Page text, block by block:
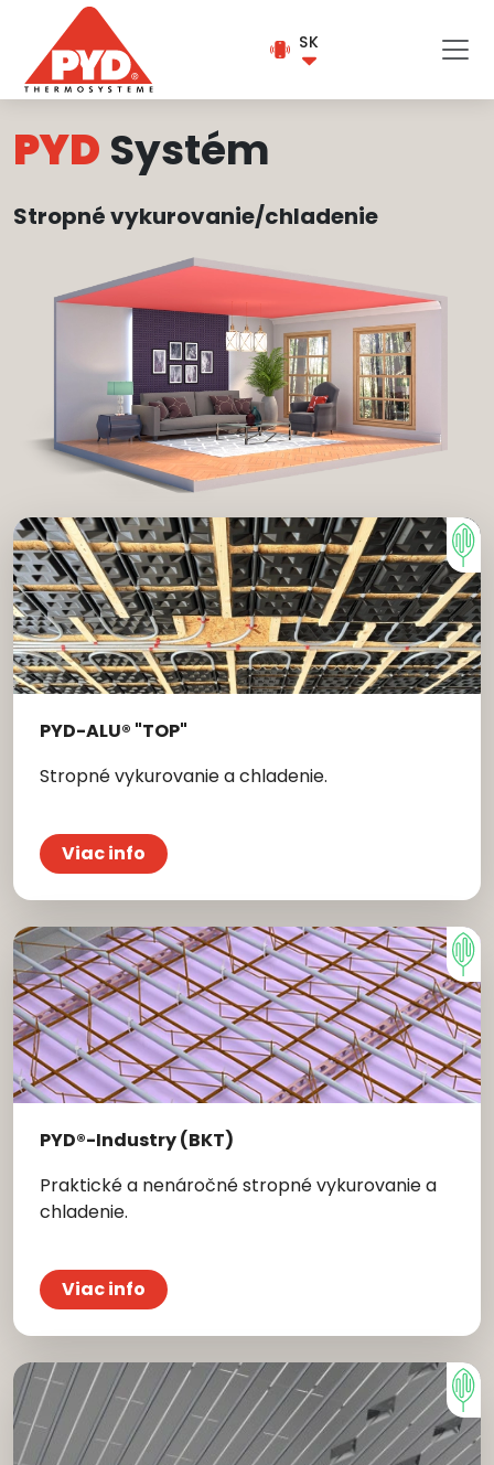
SK
PYD Systém
Stropné vykurovanie/chladenie
PYD-ALU® "TOP"
Stropné vykurovanie a chladenie.
Viac info
PYD®-Industry (BKT)
Praktické a nenáročné stropné vykurovanie a
chladenie.
Viac info